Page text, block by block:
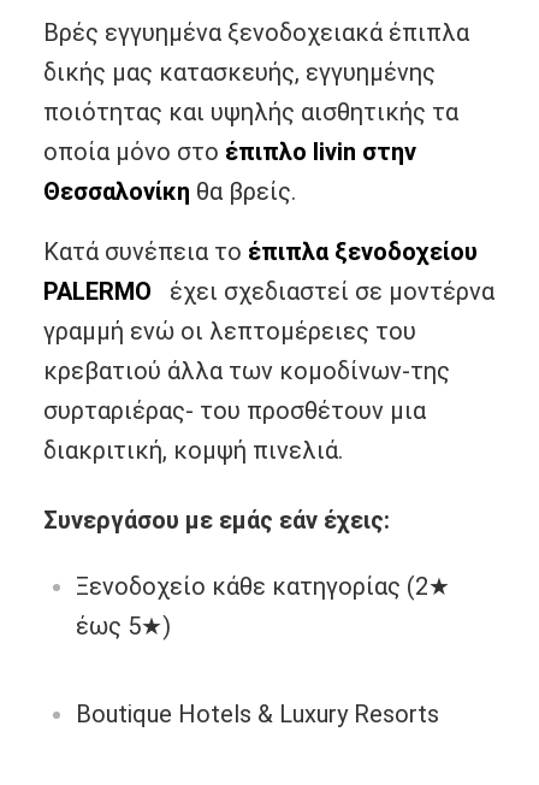
Βρές εγγυημένα ξενοδοχειακά έπιπλα
δικής μας κατασκευής, εγγυημένης
ποιότητας και υψηλής αισθητικής τα
οποία μόνο στο έπιπλο livin στην
Θεσσαλονίκη θα βρείς.
Κατά συνέπεια τo έπιπλα ξενοδοχείου
PALERMO
έχει σχεδιαστεί σε μοντέρνα
γραμμή ενώ οι λεπτομέρειες του
κρεβατιού άλλα των κομοδίνων-της
συρταριέρας- του προσθέτουν μια
διακριτική, κομψή πινελιά.
Συνεργάσου με εμάς εάν έχεις:
Ξενοδοχείο κάθε κατηγορίας (2★
έως 5★)
Boutique Hotels & Luxury Resorts